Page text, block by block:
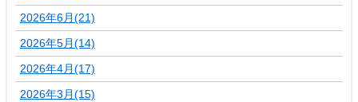
2026年6月(21)
2026年5月(14)
2026年4月(17)
2026年3月(15)